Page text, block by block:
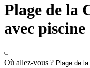
Plage de la
avec
Où allez-vous ?